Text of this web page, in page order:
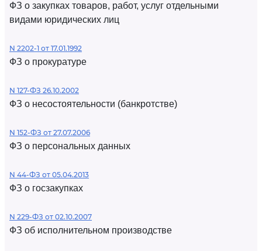
ФЗ о закупках товаров, работ, услуг отдельными
видами юридических лиц
N 2202-1 от 17.01.1992
ФЗ о прокуратуре
N 127-ФЗ 26.10.2002
ФЗ о несостоятельности (банкротстве)
N 152-ФЗ от 27.07.2006
ФЗ о персональных данных
N 44-ФЗ от 05.04.2013
ФЗ о госзакупках
N 229-ФЗ от 02.10.2007
ФЗ об исполнительном производстве